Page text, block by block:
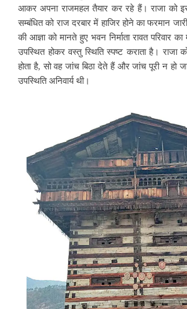
आकर अपना राजमहल तैयार कर रहे हैं। राजा को
सम्बंधित को राज दरबार में हाजिर होने का फरमान
की आज्ञा को मानते हुए भवन निर्माता रावत परिवार
उपस्थित होकर वस्तु स्थिति स्पष्ट कराता है। राजा
होता है, सो वह जांच बिठा देते हैं और जांच पूरी न हो
उपस्थिति अनिवार्य थी।